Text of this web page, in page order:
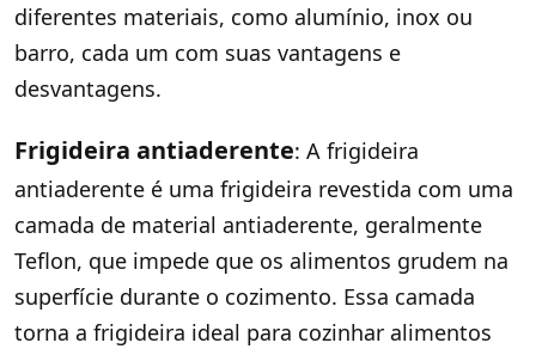
diferentes materiais, como alumínio, inox ou
barro, cada um com suas vantagens e
desvantagens.
Frigideira antiaderente: A frigideira
antiaderente é uma frigideira revestida com uma
camada de material antiaderente, geralmente
Teflon, que impede que os alimentos grudem na
superfície durante o cozimento. Essa camada
torna a frigideira ideal para cozinhar alimentos